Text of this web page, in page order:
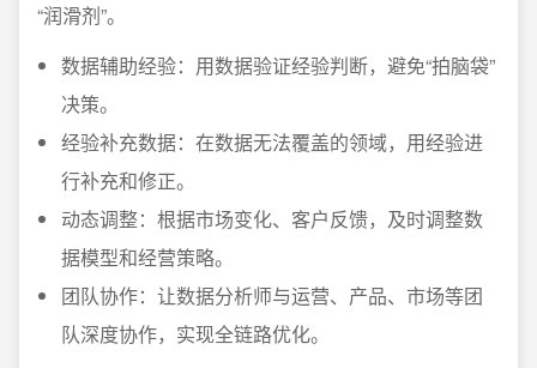
“润滑剂”。
数据辅助经验：用数据验证经验判断，避免“拍脑袋”
决策。
经验补充数据：在数据无法覆盖的领域，用经验进
行补充和修正。
动态调整：根据市场变化、客户反馈，及时调整数
据模型和经营策略。
团队协作：让数据分析师与运营、产品、市场等团
队深度协作，实现全链路优化。